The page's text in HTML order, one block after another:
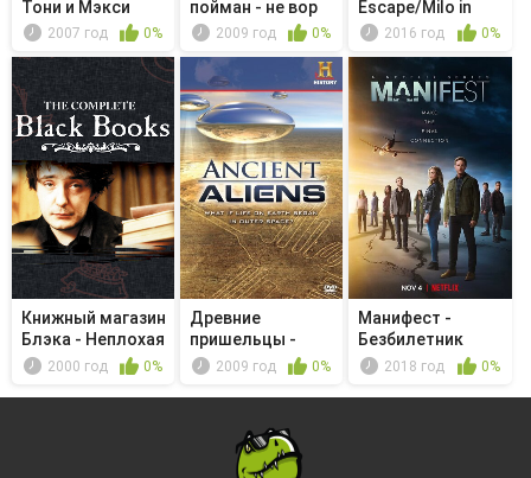
Тони и Мэкси
2007 год 0%
пойман - не вор
2009 год 0%
Escape/Milo in
Space2016 год 0%
Книжный магазин
Блэка - Неплохая
альт...2000 год 0%
Древние
пришельцы -
Voices of the
2009 год 0%
Манифест -
Безбилетник
2018 год 0%